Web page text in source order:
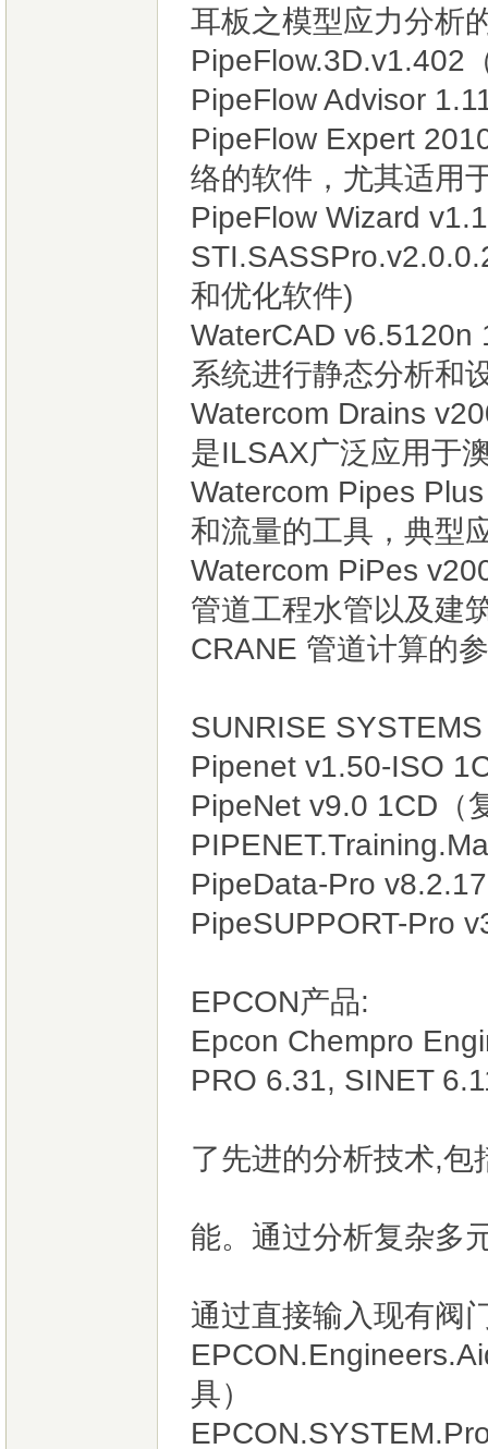
耳板之模型应力分析
PipeFlow.3D.v1.402
PipeFlow Advisor
PipeFlow Expert
络的软件，尤其适用
PipeFlow Wizard
和优化软件)
WaterCAD v6.5120n
系统进行静态分析和
Watercom Drains
是ILSAX广泛应用于
Watercom Pipes
和流量的工具，典型
Watercom PiPes
管道工程水管以及建
CRANE 管道计算的
SUNRISE
Pipenet v1.50-ISO
PipeNet v9.0 1CD（
PipeData-Pro
PipeSUPPORT-Pro
EPCON产品:
Epcon Chempro
PRO 6.31, SINET
了先进的分析技术,包
能。通过分析复杂多
通过直接输入现有阀
具）